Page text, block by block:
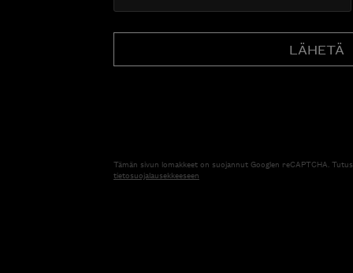
Tämän sivun lomakkeet on suojannut Googlen reCAPTCHA.
tietosuojalausekkeeseen